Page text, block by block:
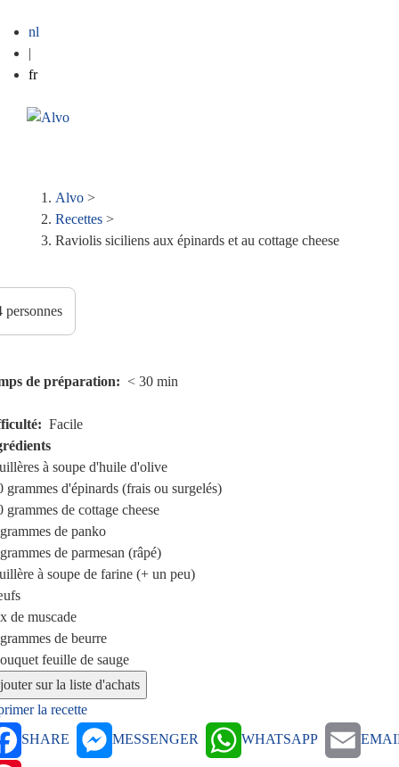
nl
|
fr
Fil
d'Ariane
Alvo >
Recettes >
Raviolis siciliens aux épinards et au cottage cheese
de préparation < 30 min
Facile
à soupe d'huile d'olive
grammes d'épinards (frais ou surgelés)
grammes de cottage cheese
de panko
de parmesan (râpé)
à soupe de farine (+ un peu)
de muscade
de beurre
feuille de sauge
la recette
SHARE
MESSENGER WHATSAPP